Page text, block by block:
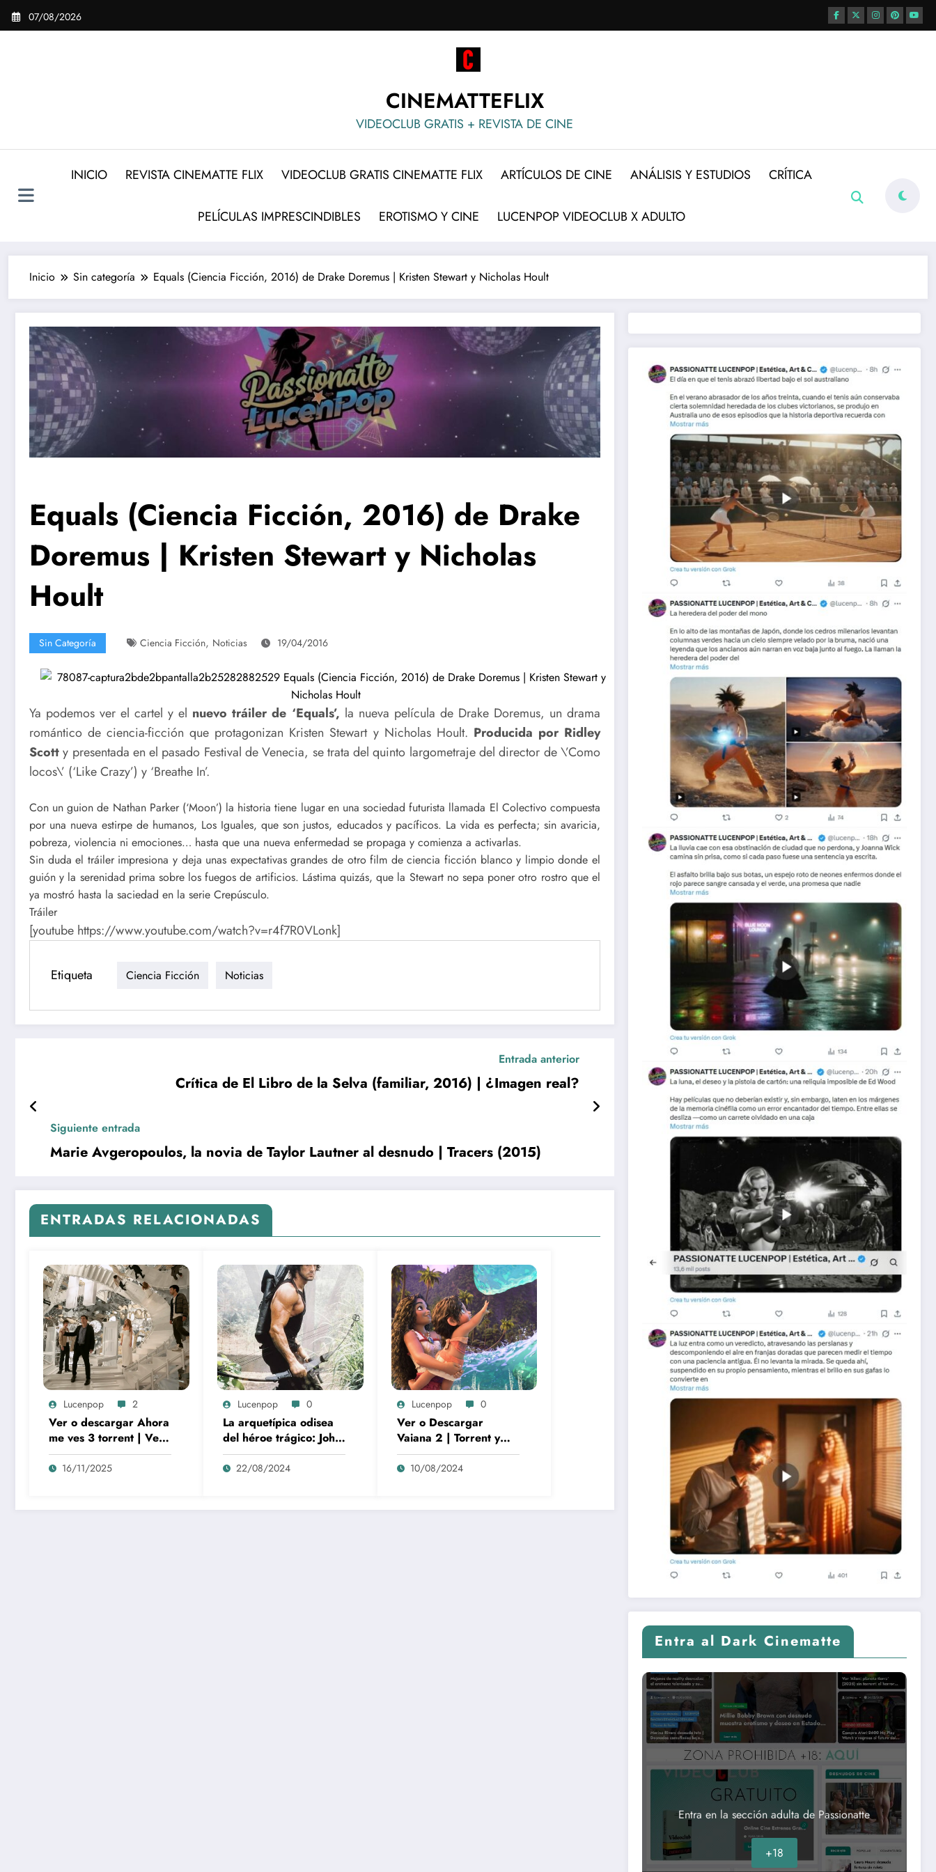
Saltar
07/08/2026
CINEMATTEFLIX
VIDEOCLUB GRATIS + REVISTA DE CINE
INICIO REVISTA CINEMATTE FLIX VIDEOCLUB GRATIS CINEMATTE FLIX ARTÍCULOS DE CINE ANÁLISIS Y ESTUDIOS CRÍTICA
PELÍCULAS IMPRESCINDIBLES EROTISMO Y CINE LUCENPOP VIDEOCLUB X ADULTO
Inicio Sin categoría Equals (Ciencia Ficción, 2016) de Drake Doremus | Kristen Stewart y Nicholas Hoult
Equals (Ciencia Ficción, 2016) de Drake
Doremus | Kristen Stewart y Nicholas
Hoult
Sin Categoría Ciencia Ficción, Noticias 19/04/2016
Ya podemos ver el cartel y el nuevo tráiler de ‘Equals’, la nueva película de Drake Doremus, un drama
romántico de ciencia-ficción que protagonizan Kristen Stewart y Nicholas Hoult. Producida por Ridley
Scotty presentada en el pasado Festival de Venecia, se trata del quinto largometraje del director de \’Como
locos\’ (‘Like Crazy’) y ‘Breathe In’.
Con un guion de Nathan Parker (‘Moon’) la historia tiene lugar en una sociedad futurista llamada El Colectivo compuesta
por una nueva estirpe de humanos, Los Iguales, que son justos, educados y pacíficos. La vida es perfecta; sin avaricia,
pobreza, violencia ni emociones… hasta que una nueva enfermedad se propaga y comienza a activarlas.
Sin duda el tráiler impresiona y deja unas expectativas grandes de otro film de ciencia ficción blanco y limpio donde el
guión y la serenidad prima sobre los fuegos de artificios. Lástima quizás, que la Stewart no sepa poner otro rostro que el
ya mostró hasta la saciedad en la serie Crepúsculo.
Tráiler
[youtube https://www.youtube.com/watch?v=r4f7R0VLonk]
Etiqueta Ciencia Ficción Noticias
Entrada anterior
Crítica de El Libro de la Selva (familiar, 2016) | ¿Imagen real?
Siguiente entrada
Marie Avgeropoulos, la novia de Taylor Lautner al desnudo | Tracers (2015)
ENTRADAS RELACIONADAS
Lucenpop 2
Ver o descargar Ahora
me ves 3 torrent | Ver,
comprar o descargar
by torrent
16/11/2025
Lucenpop 0
La arquetípica odisea
del héroe trágico: John
Rambo como símbolo
de la lucha y la
22/08/2024
Lucenpop 0
Ver o Descargar
Vaiana 2 | Torrent y
cines | La gran película
animación de culto
10/08/2024
Entra al Dark Cinematte
Entra en la sección adulta de Passionatte
+18